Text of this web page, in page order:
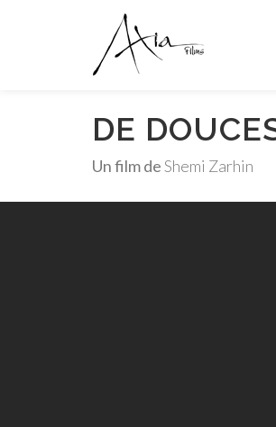
DE
Un film deShemi Zarhin